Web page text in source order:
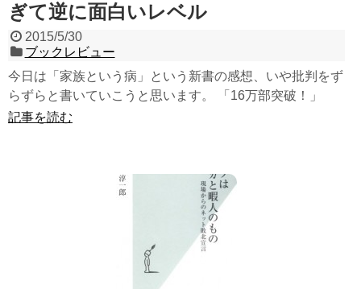
ぎて逆に面白いレベル
2015/5/30
ブックレビュー
今日は「家族という病」という新書の感想、いや批判をず
らずらと書いていこうと思います。 「16万部突破！」
記事を読む